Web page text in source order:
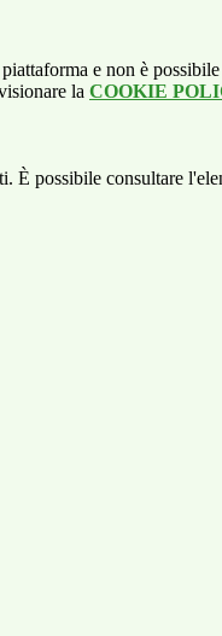
e non è
la COOKIE
È possibile consultare